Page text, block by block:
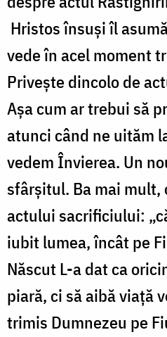
Hristos însuși îl
vede în acel moment
Privește dincolo de
Așa cum ar trebui să
atunci când ne uităm
vedem Învierea. Un
sfârșitul. Ba mai mult,
actului sacrificiului:
iubit lumea, încât pe
Născut L-a dat ca
piară, ci să aibă viaţă
trimis Dumnezeu pe